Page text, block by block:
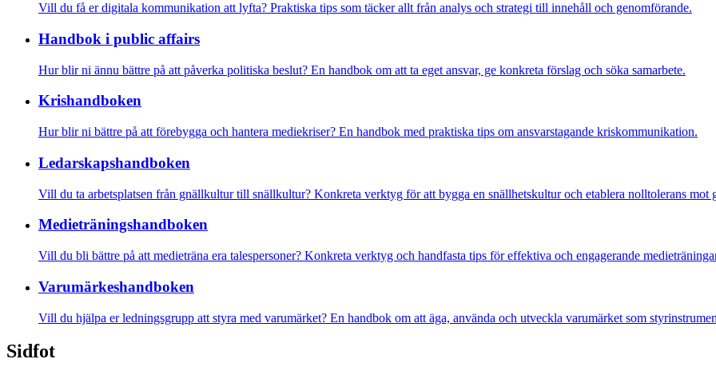
Vill du få er digitala kommunikation att lyfta? Praktiska tips som täcker allt från analys och strategi till innehåll och genomförande.
Handbok i public affairs
Hur blir ni ännu bättre på att påverka politiska beslut? En handbok om att ta eget ansvar, ge konkreta förslag och söka samarbete.
Krishandboken
Hur blir ni bättre på att förebygga och hantera mediekriser? En handbok med praktiska tips om ansvarstagande kriskommunikation.
Ledarskaps­­handboken
Vill du ta arbetsplatsen från gnällkultur till snällkultur? Konkreta verktyg för att bygga en snällhetskultur och etablera nolltolerans mot
Medietränings­­­handboken
Vill du bli bättre på att medieträna era talespersoner? Konkreta verktyg och handfasta tips för effektiva och engagerande
Varumärkes­handboken
Vill du hjälpa er ledningsgrupp att styra med varumärket? En handbok om att äga, använda och utveckla varumärket som
Sidfot